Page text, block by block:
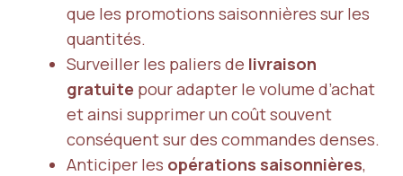
que les promotions saisonnières sur les
quantités.
Surveiller les paliers de livraison
gratuite pour adapter le volume d’achat
et ainsi supprimer un coût souvent
conséquent sur des commandes denses.
Anticiper les opérations saisonnières,